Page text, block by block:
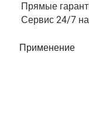
Прямые
Сервис 24/7
Применение